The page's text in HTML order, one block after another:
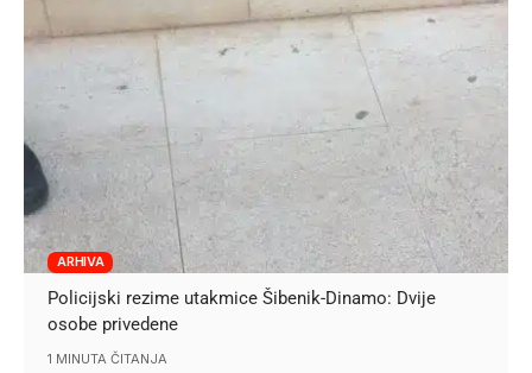
ARHIVA
Policijski rezime utakmice Šibenik-Dinamo: Dvije
osobe privedene
1 MINUTA ČITANJA